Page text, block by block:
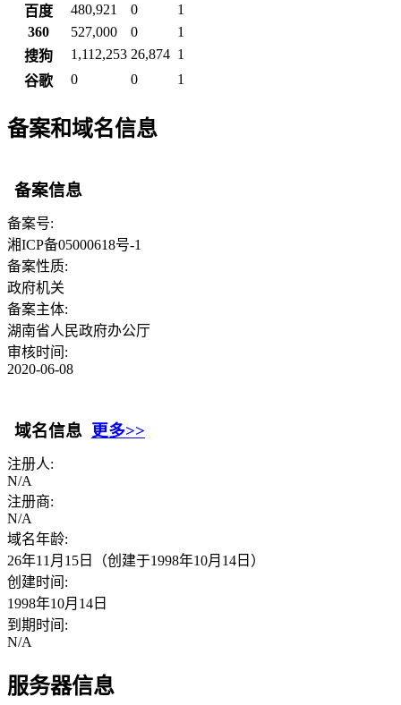
百度
480,921 0
1
360
527,000 0
1
搜狗
1,112,253 26,874 1
谷歌
0 0 1
备案和域名信息
备案信息
备案号:
湘ICP备05000618号-1
备案性质:
政府机关
备案主体:
湖南省人民政府办公厅
审核时间:
2020-06-08
域名信息 更多>>
注册人:
N/A
注册商:
N/A
域名年龄:
26年11月15日（创建于1998年10月14日）
创建时间:
1998年10月14日
到期时间:
N/A
服务器信息